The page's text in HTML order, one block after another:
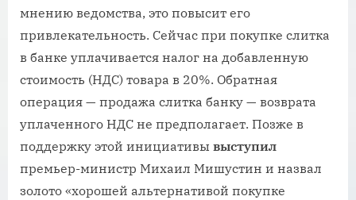
мнению ведомства, это повысит его
привлекательность. Сейчас при покупке слитка
в банке уплачивается налог на добавленную
стоимость (НДС) товара в 20%. Обратная
операция — продажа слитка банку — возврата
уплаченного НДС не предполагает. Позже в
поддержку этой инициативы выступил
премьер-министр Михаил Мишустин и назвал
золото «хорошей альтернативой покупке